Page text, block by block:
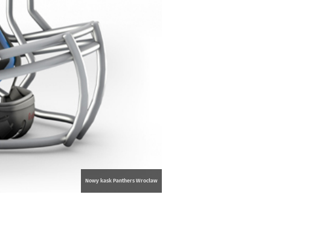
Nowy kask Panthers Wrocław